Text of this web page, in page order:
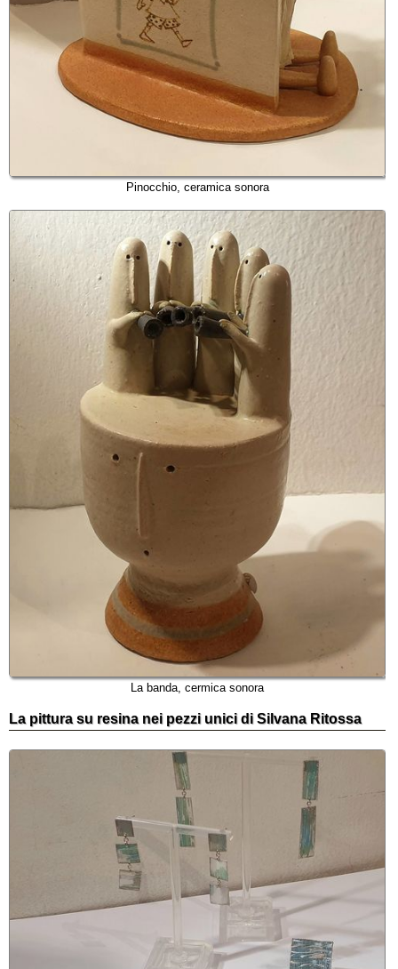
Pinocchio, ceramica sonora
La banda, cermica sonora
La pittura su resina nei pezzi unici di Silvana Ritossa